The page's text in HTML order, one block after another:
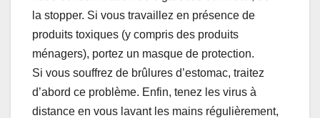
la stopper. Si vous travaillez en présence de
produits toxiques (y compris des produits
ménagers), portez un masque de protection.
Si vous souffrez de brûlures d’estomac, traitez
d’abord ce problème. Enfin, tenez les virus à
distance en vous lavant les mains régulièrement,